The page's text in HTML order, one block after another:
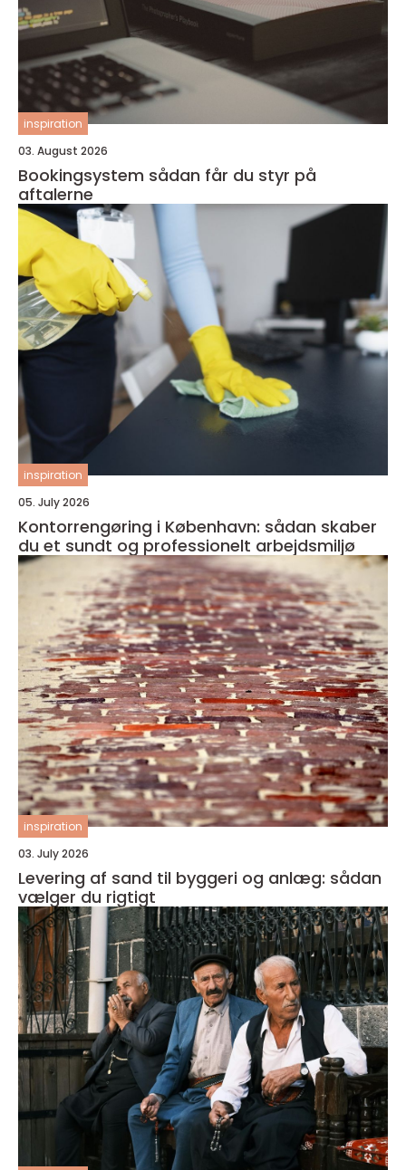
inspiration
03. August 2026
Bookingsystem sådan får du styr på
aftalerne
inspiration
05. July 2026
Kontorrengøring i København: sådan skaber
du et sundt og professionelt arbejdsmiljø
inspiration
03. July 2026
Levering af sand til byggeri og anlæg: sådan
vælger du rigtigt